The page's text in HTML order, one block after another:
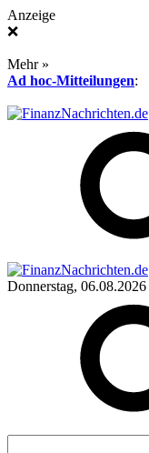
Anzeige
❌
Mehr »
Ad hoc-Mitteilungen:
Donnerstag, 06.08.2026